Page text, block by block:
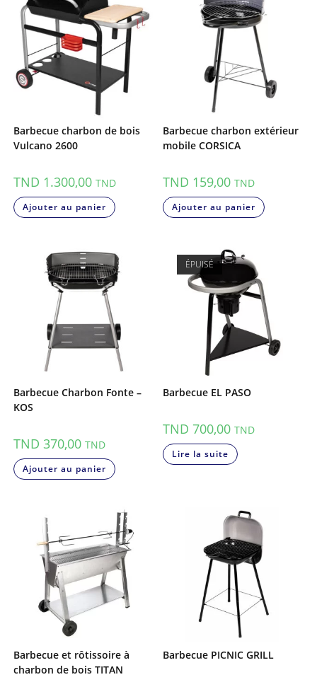
Barbecue charbon de bois
Vulcano 2600
TND 1.300,00 TND
Ajouter au panier
Barbecue charbon extérieur
mobile CORSICA
TND 159,00 TND
Ajouter au panier
Barbecue Charbon Fonte –
KOS
TND 370,00 TND
Ajouter au panier
ÉPUISÉ
Barbecue EL PASO
TND 700,00 TND
Lire la suite
Barbecue et rôtissoire à
charbon de bois TITAN
Barbecue PICNIC GRILL